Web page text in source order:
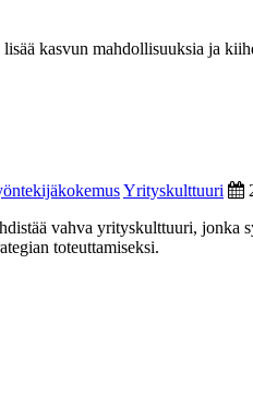
kasvun mahdollisuuksia ja
Yrityskulttuuri
vahva yrityskulttuuri, jonka
toteuttamiseksi.